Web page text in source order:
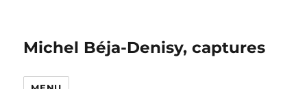
Michel Béja-Denisy, captures